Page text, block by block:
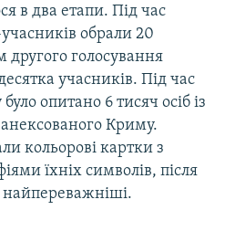
в два етапи. Під час
обрали 20
голосування
учасників. Під час
опитано 6 тисяч осіб із
анексованого Криму.
кольорові картки з
їхніх символів, після
найпереважніші.